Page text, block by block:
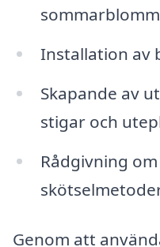
Installation av
Skapande av
stigar och
Rådgivning
Genom att